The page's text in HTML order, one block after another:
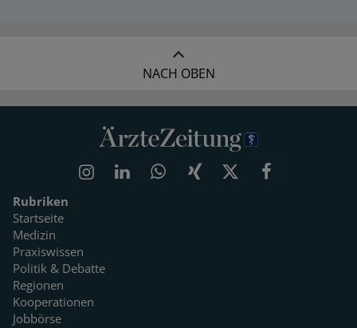
NACH OBEN
Rubriken
Startseite
Medizin
Praxiswissen
Politik & Debatte
Regionen
Kooperationen
Jobbörse